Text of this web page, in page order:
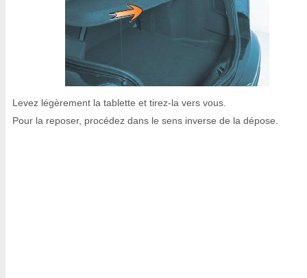
Levez légèrement la tablette et tirez-la vers vous.
Pour la reposer, procédez dans le sens inverse de la dépose.